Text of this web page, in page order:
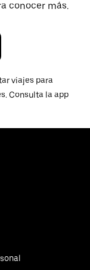
conocer más.
viajes para
Consulta la app